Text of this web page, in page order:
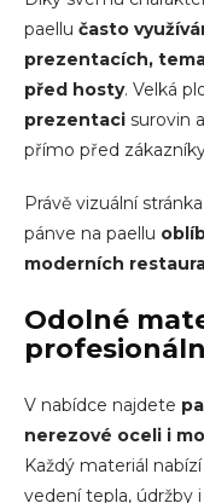
paellu často
prezentacích,
před hosty. Velká
prezentaci surovin
přímo před
Právě vizuální
pánve na paellu
moderních
Odolné
V nabídce najdete
nerezové oceli i
Každý materiál
vedení tepla, údržby